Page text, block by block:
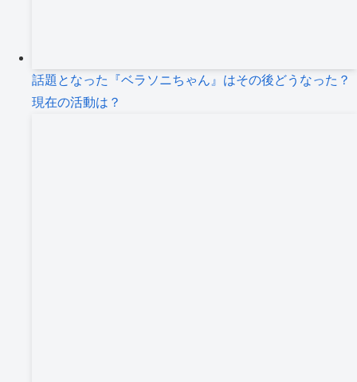
話題となった『ベラソニちゃん』はその後どうなった？
現在の活動は？